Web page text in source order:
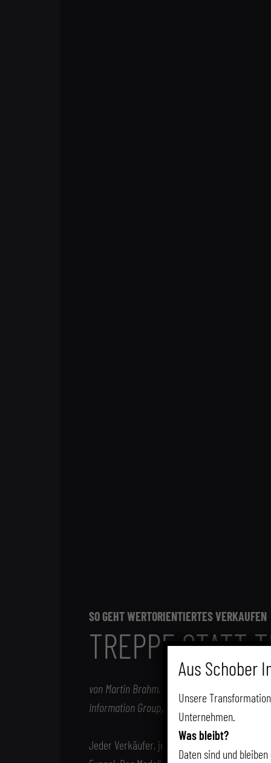
SO GEHT WERTORIENTIERTES VERKAUFEN
TREPPE STATT
von Martin Brahm, Geschäftsführer der
Information Group)
Jeder Verkäufer, jeder Marketer kennt ihn,
Aus Schober
Unsere
Unternehmen.
Was bleibt?
Daten sind und bleiben